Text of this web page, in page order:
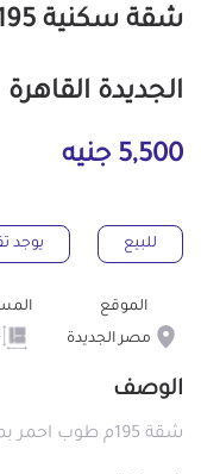
الجديدة القاهرة
5,500 جنيه
للبيع يوجد
الموقع
مصر الجديدة
الوصف
شقة 195م طوب احمر بمصر الجديدة بتسهيلات على سنتين